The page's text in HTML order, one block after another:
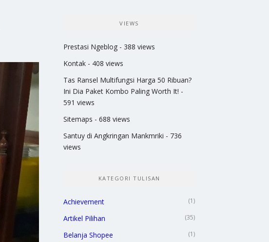
VIEWS
Prestasi Ngeblog - 388 views
Kontak - 408 views
Tas Ransel Multifungsi Harga 50 Ribuan?
Ini Dia Paket Kombo Paling Worth It! -
591 views
Sitemaps - 688 views
Santuy di Angkringan Mankmriki - 736
views
KATEGORI TULISAN
Achievement (1)
Artikel Pilihan (35)
Belanja Shopee (1)